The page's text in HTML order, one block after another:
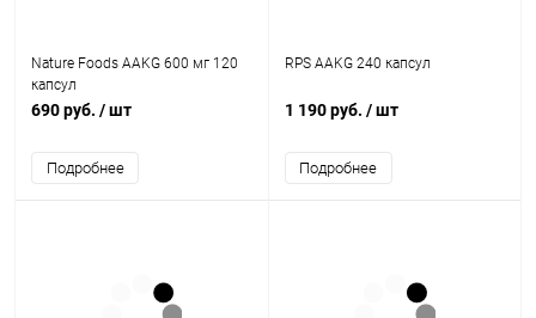
Nature Foods AAKG 600 мг 120
капсул
690 руб. / шт
Подробнее
RPS AAKG 240 капсул
1 190 руб. / шт
Подробнее